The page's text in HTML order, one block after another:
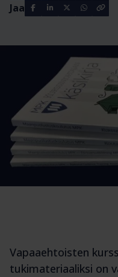
Jaa
Vapaaehtoisten
tukimateriaaliksi on